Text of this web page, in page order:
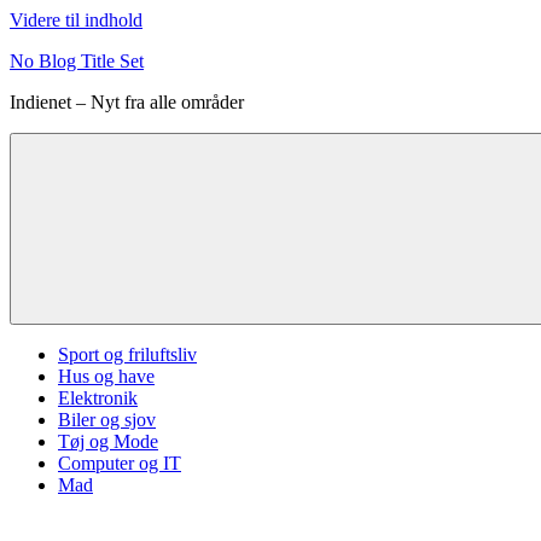
Videre til indhold
No Blog Title Set
Indienet – Nyt fra alle områder
Sport og friluftsliv
Hus og have
Elektronik
Biler og sjov
Tøj og Mode
Computer og IT
Mad